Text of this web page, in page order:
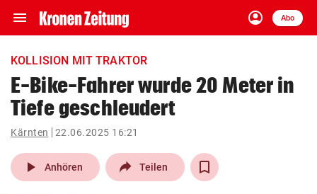
menu Navigation
ein-/ausklappen
account_circle
Anmelden
Abo
close Schließen
account_circle Anmelden
pin_drop
Wien arrow_right
KOLLISION MIT TRAKTOR
E-Bike-Fahrer wurde 20 Meter in
Tiefe geschleudert
Kärnten 22.06.2025 16:21
play_arrow Anhören Teilen